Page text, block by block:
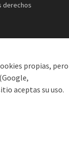
derechos
propias, pero
aceptas su uso.